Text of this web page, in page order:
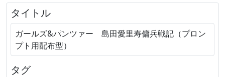
タイトル
ガールズ&パンツァー 島田愛里寿傭兵戦記（プロン
プト用配布型）
タグ